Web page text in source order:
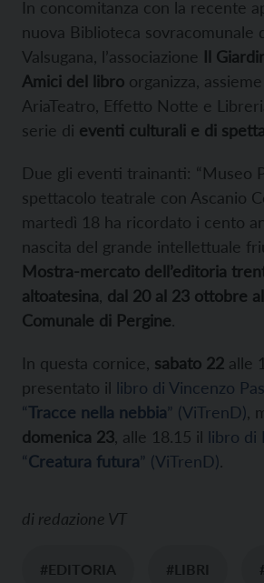
In concomitanza con la recente
nuova Biblioteca sovracomunale
Valsugana, l’associazione Il
Amici del libro organizza,
AriaTeatro, Effetto Notte e
serie di eventi culturali e di
Due gli eventi trainanti: “Museo
spettacolo teatrale con Ascanio
martedì 18 ha ricordato i cento
nascita del grande intellettuale
Mostra-mercato dell’editoria
altoatesina dal 20 al 23 ottobre
Comunale di Pergine.
In questa cornice, sabato 22 alle
presentato il libro di Vincenzo
“Tracce nella nebbia” (ViTrenD) ,
domenica 23 , alle 18.15 il libro di
“Creatura futura” (ViTrenD).
di redazione VT
#EDITORIA #LIBRI